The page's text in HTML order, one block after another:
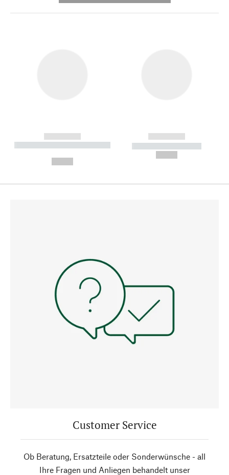
------------
----------- ----------- --------
------------
----------- -----------
Customer Service
Ob Beratung, Ersatzteile oder Sonderwünsche - all
Ihre Fragen und Anliegen behandelt unser